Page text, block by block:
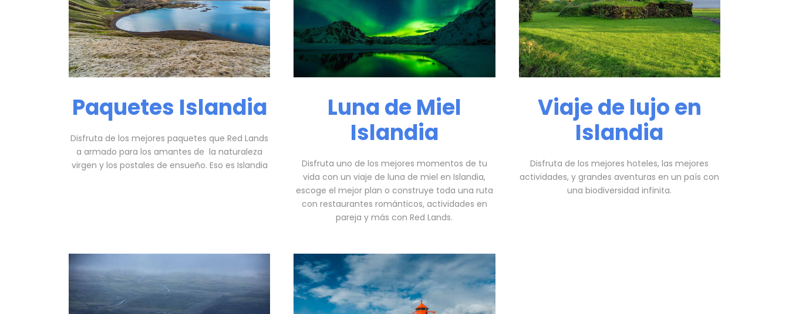
Paquetes Islandia
Disfruta de los mejores paquetes que Red Lands
a armado para los amantes de la naturaleza
virgen y los postales de ensueño. Eso es Islandia
Luna de Miel
Islandia
Disfruta uno de los mejores momentos de tu
vida con un viaje de luna de miel en Islandia,
escoge el mejor plan o construye toda una ruta
con restaurantes románticos, actividades en
pareja y más con Red Lands.
Viaje de lujo en
Islandia
Disfruta de los mejores hoteles, las mejores
actividades, y grandes aventuras en un país con
una biodiversidad infinita.